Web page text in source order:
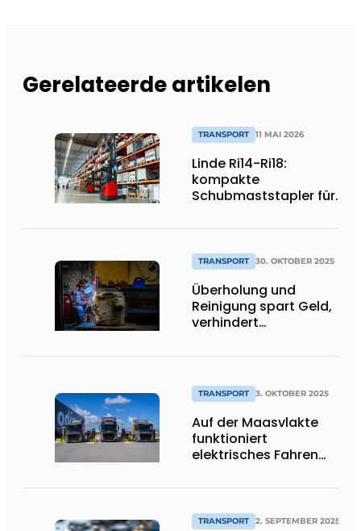
Gerelateerde artikelen
TRANSPORT 11 MAI 2026
Linde Ri14-Ri18:
kompakte
Schubmaststapler für
TRANSPORT 30. OKTOBER 2025
Überholung und
Reinigung spart Geld,
verhindert
TRANSPORT 3. OKTOBER 2025
Auf der Maasvlakte
funktioniert
elektrisches Fahren
TRANSPORT 2. SEPTEMBER 2025